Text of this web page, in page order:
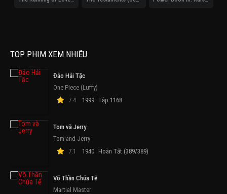
TOP PHIM XEM NHIỀU
Đảo Hải Tặc
One Piece (Luffy)
7.4
1999 Tập 1168
Tom và Jerry
Tom and Jerry
7.1
1940 Hoàn Tất (389/389)
Võ Thần Chúa Tể
Martial Master